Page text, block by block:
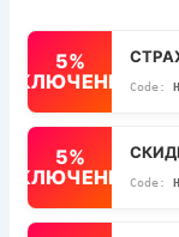
5%
5%